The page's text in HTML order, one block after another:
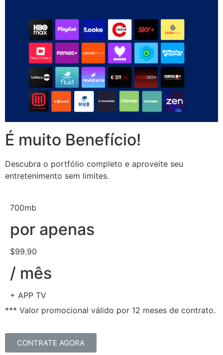
É muito Benefício!
Descubra o portfólio completo e aproveite seu
entretenimento sem limites.
700mb
por apenas
$99.90
/ mês
+ APP TV
*** Valor promocional válido por 12 meses de contrato.
CONTRATE AGORA